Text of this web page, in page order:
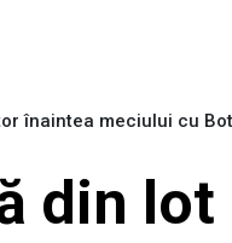
înaintea meciului cu
din